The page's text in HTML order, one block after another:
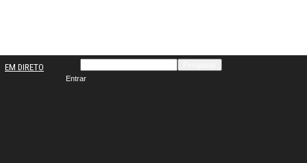
EM DIRETO
Entrar